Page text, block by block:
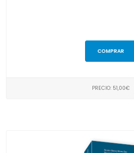
COMPRAR
PRECIO: 51,00€